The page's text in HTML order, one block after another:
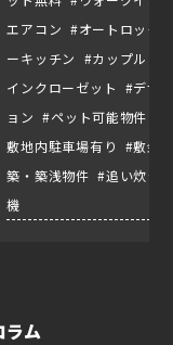
エアコン #オートロック
ーキッチン #カップル・
インクローゼット #デザ
ョン #ペット可能物件 #
敷地内駐車場有り #敷金
築・築浅物件 #追い炊き
機
ラム